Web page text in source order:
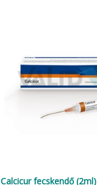
Calcicur fecskendő (2ml)